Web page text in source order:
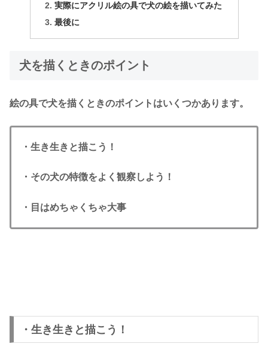
実際にアクリル絵の具で犬の絵を描いてみた
最後に
犬を描くときのポイント
絵の具で犬を描くときのポイントはいくつかあります。
・生き生きと描こう！
・その犬の特徴をよく観察しよう！
・目はめちゃくちゃ大事
・生き生きと描こう！